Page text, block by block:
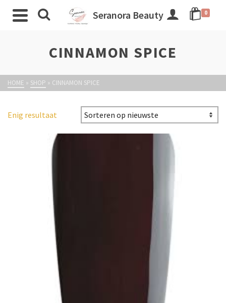
Seranora Beauty 0
CINNAMON SPICE
HOME » SHOP » CINNAMON SPICE
Enig resultaat